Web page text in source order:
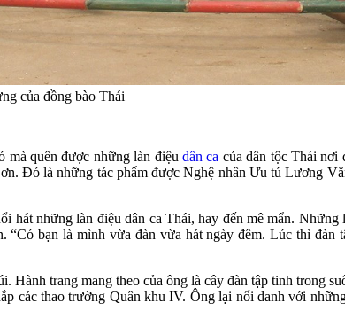
của đồng bào Thái
mà quên được những làn điệudân ca của dân tộc Thái nơi
Đó là những tác phẩm được Nghệ nhân Ưu tú Lương
hát những làn điệu dân ca Thái, hay đến mê mẩn.
“Có bạn là mình vừa đàn vừa hát ngày đêm. Lúc thì
Hành trang mang theo của ông là cây đàn tập tinh
các thao trường Quân khu IV. Ông lại nổi danh với